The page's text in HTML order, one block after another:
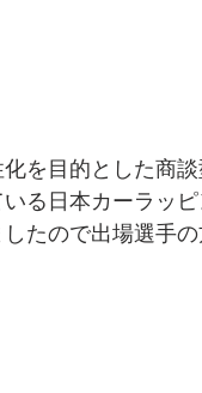
を目的とした商
る日本カーラッ
たので出場選手